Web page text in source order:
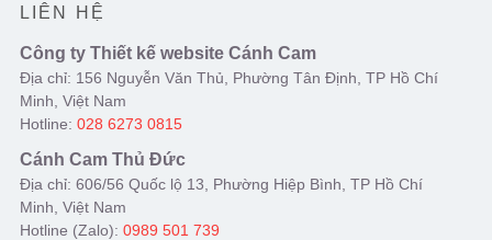
LIÊN HỆ
Công ty Thiết kế website Cánh Cam
Địa chỉ: 156 Nguyễn Văn Thủ, Phường Tân Định, TP Hồ Chí
Minh, Việt Nam
Hotline: 028 6273 0815
Cánh Cam Thủ Đức
Địa chỉ: 606/56 Quốc lộ 13, Phường Hiệp Bình, TP Hồ Chí
Minh, Việt Nam
Hotline (Zalo): 0989 501 739